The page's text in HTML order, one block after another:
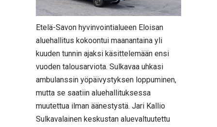
Etelä-Savon hyvinvointialueen Eloisan
aluehallitus kokoontui maanantaina yli
kuuden tunnin ajaksi käsittelemään ensi
vuoden talousarviota. Sulkavaa uhkasi
ambulanssin yöpäivystyksen loppuminen,
mutta se saatiin aluehallituksessa
muutettua ilman äänestystä. Jari Kallio
Sulkavalainen keskustan aluevaltuutettu